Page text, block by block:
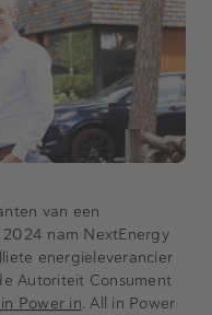
van een
nam NextEnergy
energieleverancier
Autoriteit Consument
Power in. All in Power